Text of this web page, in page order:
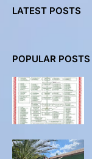
LATEST POSTS
POPULAR POSTS